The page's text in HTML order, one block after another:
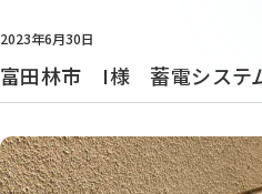
2023年6月30日
富田林市 I様 蓄電システ